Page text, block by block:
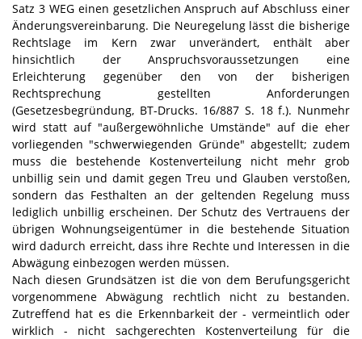
Satz 3 WEG einen gesetzlichen Anspruch auf Abschluss einer
Änderungsvereinbarung. Die Neuregelung lässt die bisherige
Rechtslage im Kern zwar unverändert, enthält aber
hinsichtlich der Anspruchsvoraussetzungen eine
Erleichterung gegenüber den von der bisherigen
Rechtsprechung gestellten Anforderungen
(Gesetzesbegründung, BT-Drucks. 16/887 S. 18 f.). Nunmehr
wird statt auf "außergewöhnliche Umstände" auf die eher
vorliegenden "schwerwiegenden Gründe" abgestellt; zudem
muss die bestehende Kostenverteilung nicht mehr grob
unbillig sein und damit gegen Treu und Glauben verstoßen,
sondern das Festhalten an der geltenden Regelung muss
lediglich unbillig erscheinen. Der Schutz des Vertrauens der
übrigen Wohnungseigentümer in die bestehende Situation
wird dadurch erreicht, dass ihre Rechte und Interessen in die
Abwägung einbezogen werden müssen.
Nach diesen Grundsätzen ist die von dem Berufungsgericht
vorgenommene Abwägung rechtlich nicht zu bestanden.
Zutreffend hat es die Erkennbarkeit der - vermeintlich oder
wirklich - nicht sachgerechten Kostenverteilung für die